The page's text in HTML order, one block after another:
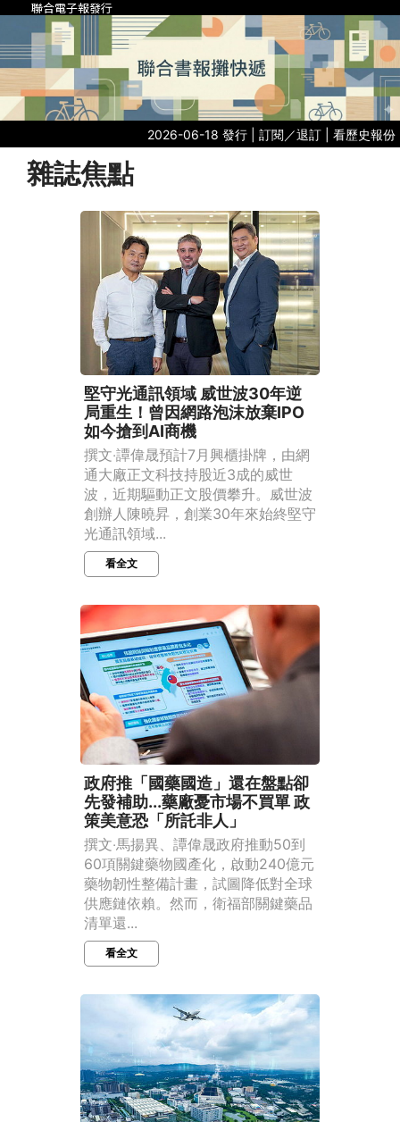
聯合電子報發行
2026-06-18 發行 | 訂閱／退訂 看歷史報份
雜誌焦點
堅守光通訊領域 威世波30年逆
局重生！曾因網路泡沫放棄IPO
如今搶到AI商機
撰文‧譚偉晟預計7月興櫃掛牌，由網
通大廠正文科技持股近3成的威世
波，近期驅動正文股價攀升。威世波
創辦人陳曉昇，創業30年來始終堅守
光通訊領域...
看全文
政府推「國藥國造」還在盤點卻
先發補助...藥廠憂市場不買單 政
策美意恐「所託非人」
撰文‧馬揚異、譚偉晟政府推動50到
60項關鍵藥物國產化，啟動240億元
藥物韌性整備計畫，試圖降低對全球
供應鏈依賴。然而，衛福部關鍵藥品
清單還...
看全文